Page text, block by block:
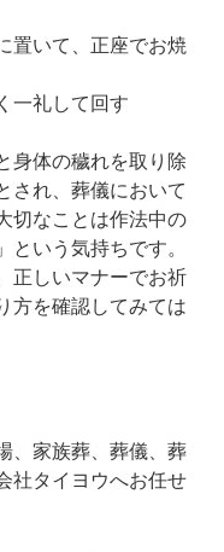
置いて、正座でお焼
一礼して回す
身体の穢れを取り除
され、葬儀において
切なことは作法中の
という気持ちです。
正しいマナーでお祈
方を確認してみては
、家族葬、葬儀、葬
社タイヨウへお任せ